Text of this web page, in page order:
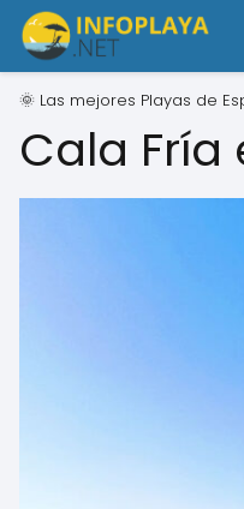
🌞 Las mejores Playas de
Cala